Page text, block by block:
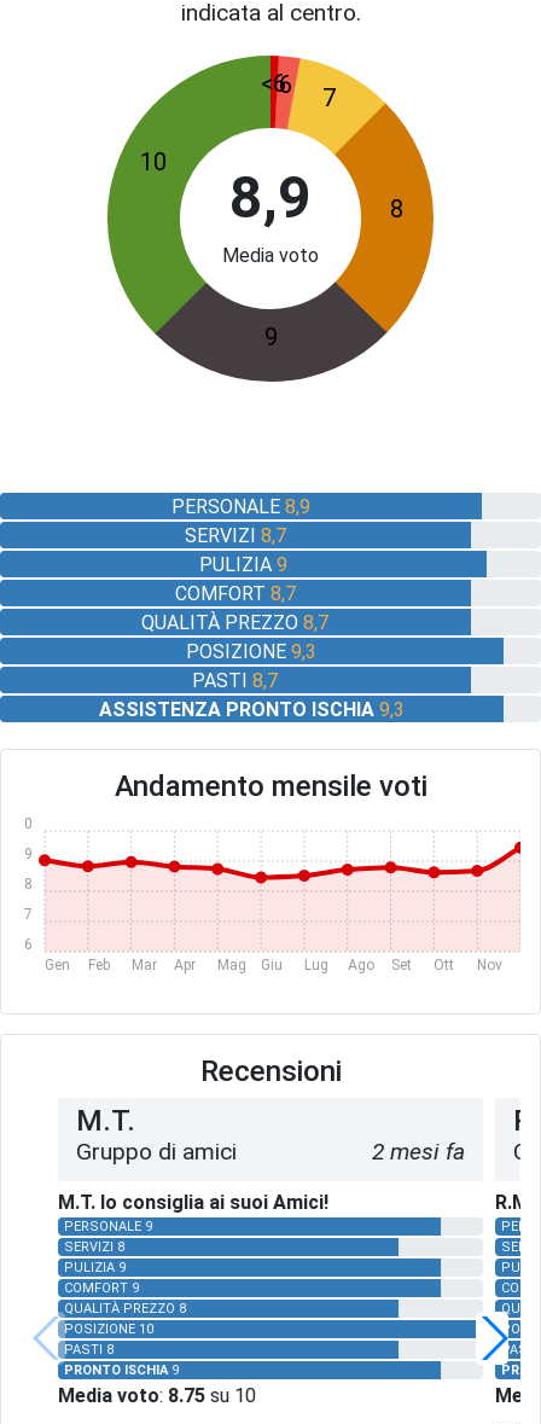
indicata al centro.
8,9
Media voto
<66 7
8
9
10
PERSONALE 8,9
SERVIZI 8,7
PULIZIA9
COMFORT 8,7
QUALITÀ PREZZO8,7
POSIZIONE9,3
PASTI8,7
ASSISTENZA PRONTO ISCHIA 9,3
Andamento mensile voti
Gen Feb Mar Apr Mag Giu Lug Ago Set Ott Nov
6
7
8
9
10
Recensioni
M.T.
Gruppo di amici 2 mesi fa
M.T. lo consiglia ai suoi Amici!
PERSONALE 9
SERVIZI 8
PULIZIA 9
COMFORT 9
QUALITÀ PREZZO 8
POSIZIONE 10
PASTI 8
PRONTO ISCHIA9
Media voto: 8.75 su 10